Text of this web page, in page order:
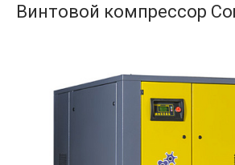
Винтовой компрессор